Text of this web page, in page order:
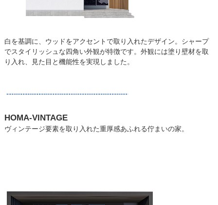
白を基調に、ウッドをアクセントで取り入れたデザイン。シャープ
でスタイリッシュな四角い外観が特徴です。外観には塗り壁材を取
り入れ、見た目と機能性を実現しました。
HOMA-VINTAGE
ヴィンテージ要素を取り入れた重厚感あふれる佇まいの家。